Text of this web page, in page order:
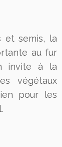
et semis, la
au fur
invite à la
végétaux
pour les